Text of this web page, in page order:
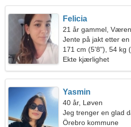
Felicia
21 år gammel, Væren
Jente på jakt etter
171 cm (5'8"), 54 kg
Ekte kjærlighet
Yasmin
40 år, Løven
Jeg trenger en glad
Örebro kommune